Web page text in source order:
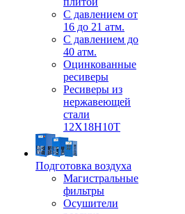
С давлением от
16 до 21 атм.
С давлением до
40 атм.
Оцинкованные
ресиверы
Ресиверы из
нержавеющей
стали
12Х18Н10Т
Подготовка воздуха
Магистральные
фильтры
Осушители